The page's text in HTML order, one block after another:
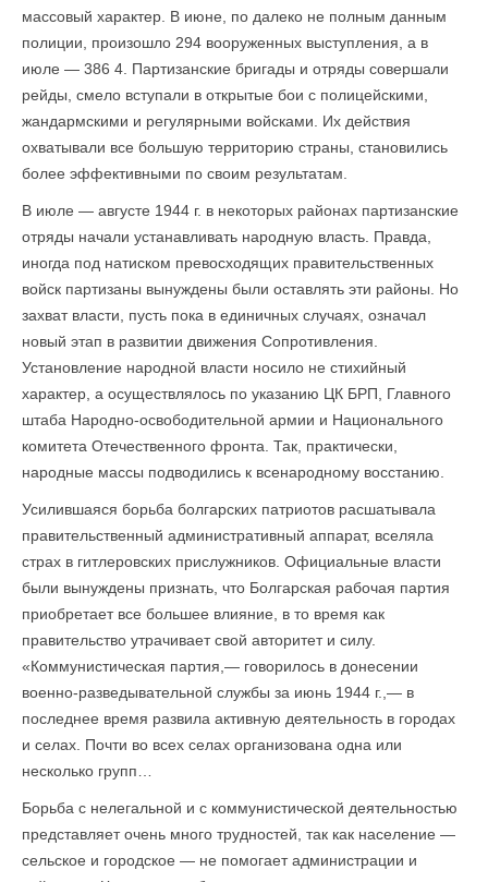
массовый характер. В июне, по далеко не полным данным
полиции, произошло 294 вооруженных выступления, а в
июле — 386 4. Партизанские бригады и отряды совершали
рейды, смело вступали в открытые бои с полицейскими,
жандармскими и регулярными войсками. Их действия
охватывали все большую территорию страны, становились
более эффективными по своим результатам.
В июле — августе 1944 г. в некоторых районах партизанские
отряды начали устанавливать народную власть. Правда,
иногда под натиском превосходящих правительственных
войск партизаны вынуждены были оставлять эти районы. Но
захват власти, пусть пока в единичных случаях, означал
новый этап в развитии движения Сопротивления.
Установление народной власти носило не стихийный
характер, а осуществлялось по указанию ЦК БРП, Главного
штаба Народно-освободительной армии и Национального
комитета Отечественного фронта. Так, практически,
народные массы подводились к всенародному восстанию.
Усилившаяся борьба болгарских патриотов расшатывала
правительственный административный аппарат, вселяла
страх в гитлеровских прислужников. Официальные власти
были вынуждены признать, что Болгарская рабочая партия
приобретает все большее влияние, в то время как
правительство утрачивает свой авторитет и силу.
«Коммунистическая партия,— говорилось в донесении
военно-разведывательной службы за июнь 1944 г.,— в
последнее время развила активную деятельность в городах
и селах. Почти во всех селах организована одна или
несколько групп…
Борьба с нелегальной и с коммунистической деятельностью
представляет очень много трудностей, так как население —
сельское и городское — не помогает администрации и